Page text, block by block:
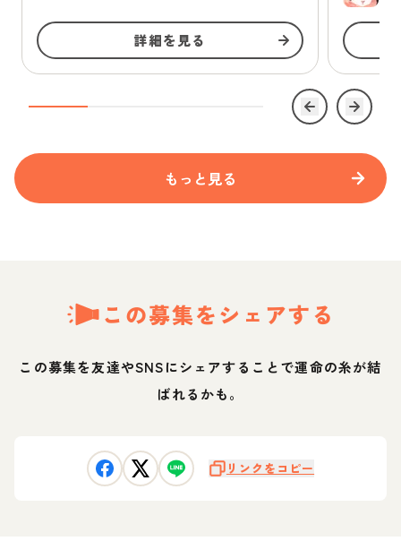
詳細を見る
もっと見る
この募集をシェアする
この募集を友達やSNSにシェアすることで運命の糸が結
ばれるかも。
リンクをコピー